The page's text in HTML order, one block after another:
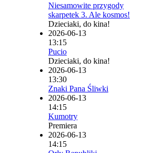
Niesamowite przygody
skarpetek 3. Ale kosmos!
Dzieciaki, do kina!
2026-06-13
13:15
Pucio
Dzieciaki, do kina!
2026-06-13
13:30
Znaki Pana Śliwki
2026-06-13
14:15
Kumotry
Premiera
2026-06-13
14:15